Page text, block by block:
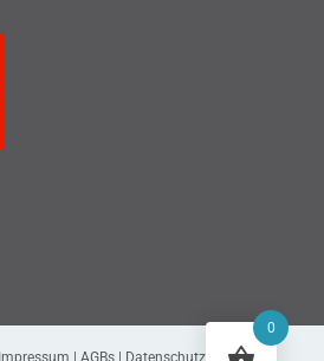
Impressum AGBs Datenschutzerklärung
0